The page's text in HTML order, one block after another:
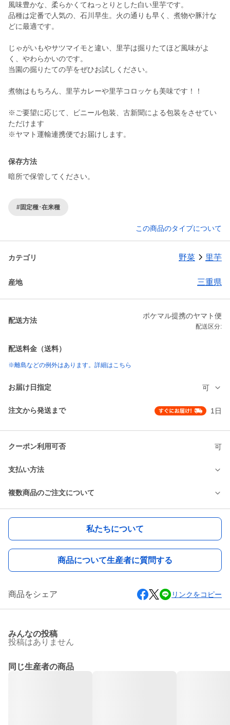
風味豊かな、柔らかくてねっとりとした白い里芋です。
品種は定番で人気の、石川早生。火の通りも早く、煮物や豚汁な
どに最適です。
じゃがいもやサツマイモと違い、里芋は掘りたてほど風味がよ
く、やわらかいのです。
当園の掘りたての芋をぜひお試しください。
煮物はもちろん、里芋カレーや里芋コロッケも美味です！！
※ご要望に応じて、ビニール包装、古新聞による包装をさせてい
ただけます
※ヤマト運輸連携便でお届けします。
保存方法
暗所で保管してください。
#固定種･在来種
この商品のタイプについて
カテゴリ 野菜 里芋
産地 三重県
配送方法
ポケマル提携のヤマト便
配送区分:
配送料金（送料）
※離島などの例外はあります。詳細はこちら
お届け日指定 可
注文から発送まで 1日
クーポン利用可否 可
支払い方法
複数商品のご注文について
私たちについて
商品について生産者に質問する
商品をシェア リンクをコピー
みんなの投稿
投稿はありません
同じ生産者の商品